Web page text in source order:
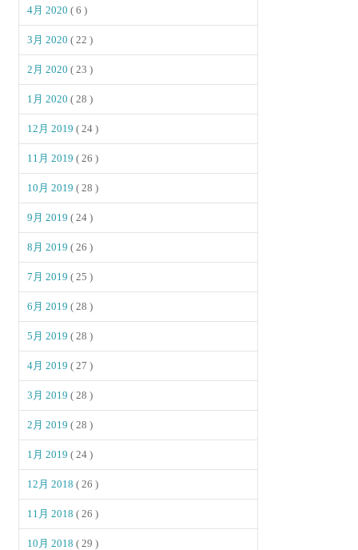
4月 2020( 6 )
3月 2020( 22 )
2月 2020( 23 )
1月 2020( 28 )
12月 2019( 24 )
11月 2019( 26 )
10月 2019( 28 )
9月 2019( 24 )
8月 2019( 26 )
7月 2019( 25 )
6月 2019( 28 )
5月 2019( 28 )
4月 2019( 27 )
3月 2019( 28 )
2月 2019( 28 )
1月 2019( 24 )
12月 2018( 26 )
11月 2018( 26 )
10月 2018( 29 )